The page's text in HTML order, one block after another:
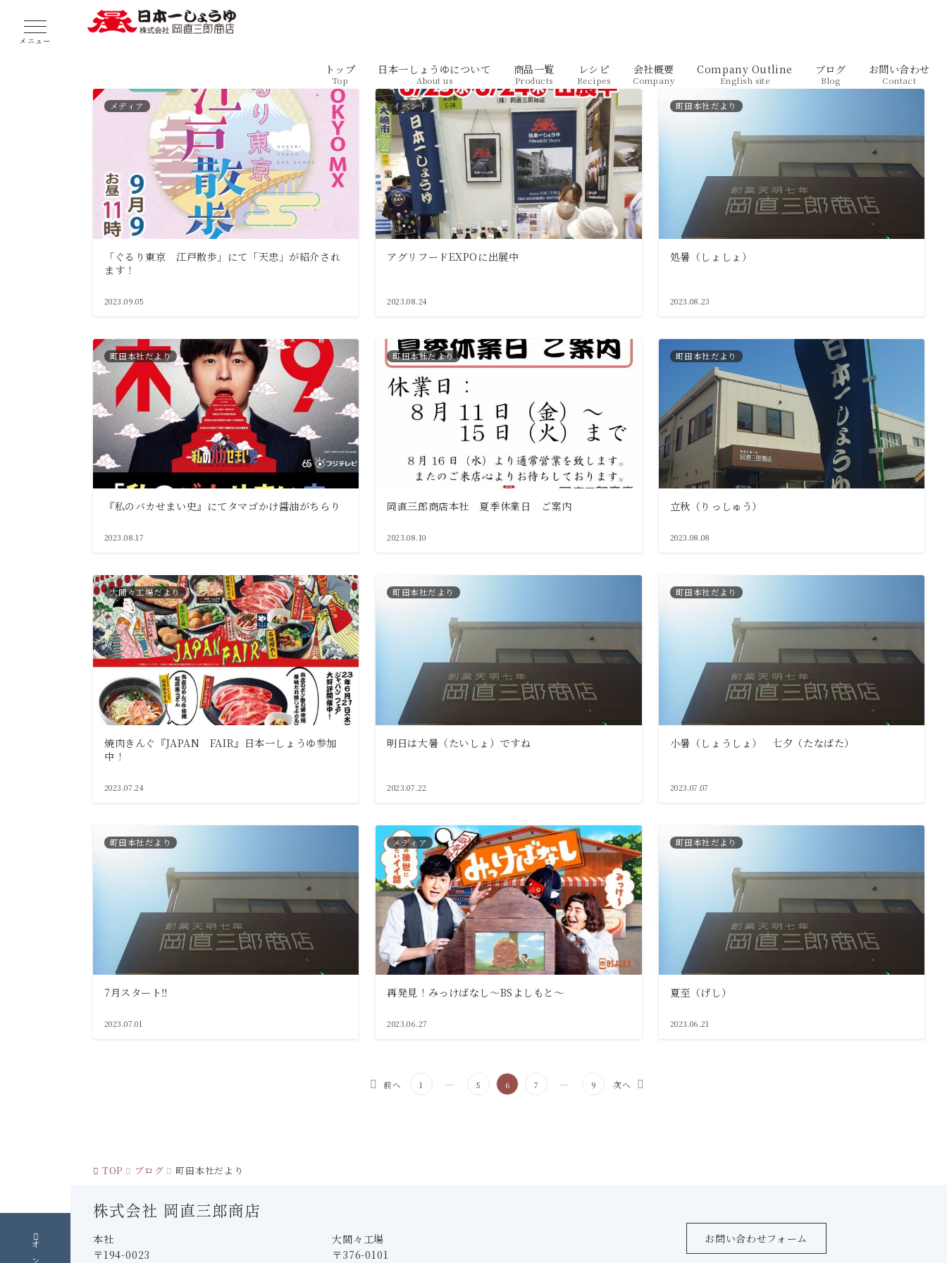
トップ
Top
日本一しょうゆについて
About us
商品一覧
Products
レシピ
Recipes
会社概要
Company
Company Outline
English site
ブログ
Blog
お問い合わせ
Contact
メディア
「ぐるり東京 江戸散歩」にて「天忠」が紹介され
ます！
2023.09.05
イベント
アグリフードEXPOに出展中
2023.08.24
町田本社だより
処暑（しょしょ）
2023.08.23
町田本社だより
『私のバカせまい史』にてタマゴかけ醤油がちらり
2023.08.17
町田本社だより
岡直三郎商店本社 夏季休業日 ご案内
2023.08.10
町田本社だより
立秋（りっしゅう）
2023.08.08
大間々工場だより
焼肉きんぐ『JAPAN FAIR』日本一しょうゆ参加
中！
2023.07.24
町田本社だより
明日は大暑（たいしょ）ですね
2023.07.22
町田本社だより
小暑（しょうしょ） 七夕（たなばた）
2023.07.07
町田本社だより
7月スタート‼
2023.07.01
メディア
再発見！みっけばなし～BSよしもと～
2023.06.27
町田本社だより
夏至（げし）
2023.06.21
ー
ジ
り
前へ 1 … 5 6 7 … 9 次へ
TOP ブログ 町田本社だより
株式会社 岡直三郎商店
本社
〒194-0023
大間々工場
〒376-0101
お問い合わせフォーム
メニュー